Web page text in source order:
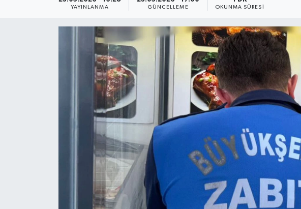
YAYINLANMA GÜNCELLEME OKUNMA SÜRESI
Bi̇li̇m & Teknoloji̇